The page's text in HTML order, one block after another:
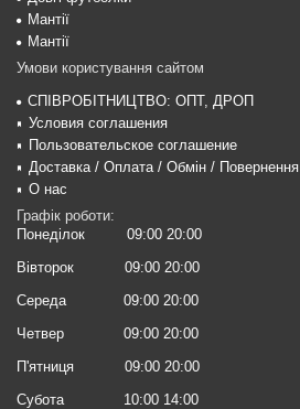
Мантії
Мантії
Умови користування сайтом
СПІВРОБІТНИЦТВО: ОПТ, ДРОП
Условия соглашения
Пользовательское соглашение
Доставка / Оплата / Обмін / Повернення
О нас
Графік роботи:
Понеділок
09:00 20:00
Вівторок
09:00 20:00
Середа
09:00 20:00
Четвер
09:00 20:00
П'ятниця
09:00 20:00
Субота
10:00 14:00